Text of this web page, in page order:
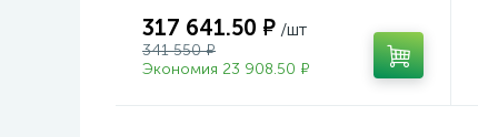
317 641.50 ₽
341 550 ₽
Экономия 23 908.50 ₽